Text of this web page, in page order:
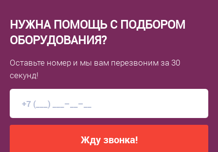
НУЖНА ПОМОЩЬ С ПОДБОРОМ
ОБОРУДОВАНИЯ?
Оставьте номер и мы вам перезвоним за 30
секунд!
Жду звонка!